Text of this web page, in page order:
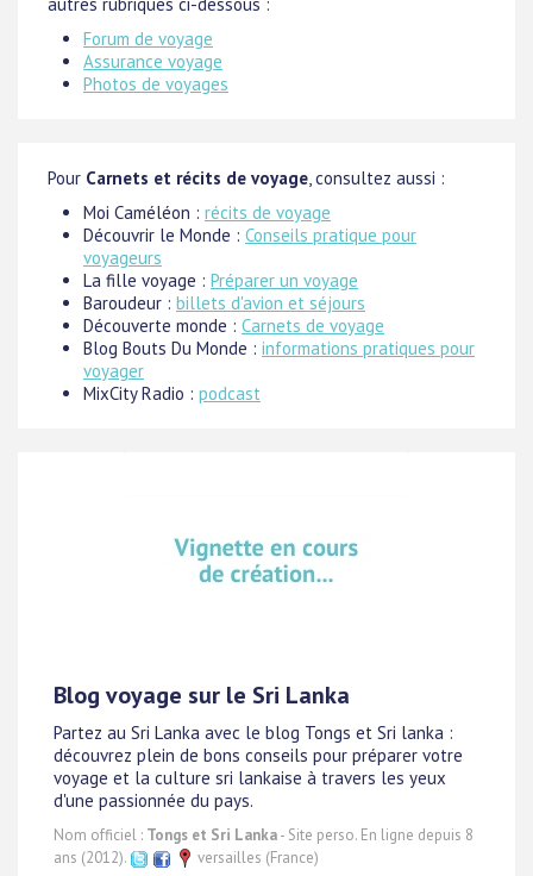
Forum de voyage
Assurance voyage
Photos de voyages
Pour Carnets et récits de voyage , consultez aussi :
Moi Caméléon : récits de voyage
Découvrir le Monde : Conseils pratique pour
voyageurs
La fille voyage : Préparer un voyage
Baroudeur : billets d'avion et séjours
Découverte monde : Carnets de voyage
Blog Bouts Du Monde : informations pratiques pour
voyager
MixCity Radio : podcast
Blog voyage sur le Sri Lanka
Partez au Sri Lanka avec le blog Tongs et Sri lanka :
découvrez plein de bons conseils pour préparer votre
voyage et la culture sri lankaise à travers les yeux
d'une passionnée du pays.
Nom officiel : Tongs et Sri Lanka- Site perso. En ligne depuis 8
ans (2012).
versailles (France)